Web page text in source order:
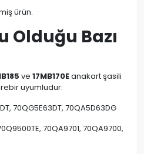
ürün.
Olduğu Bazı
ve 17MB170Eanakart şasili
uyumludur:
70QG5E63DT, 70QA5D63DG
70QA9701, 70QA9700,